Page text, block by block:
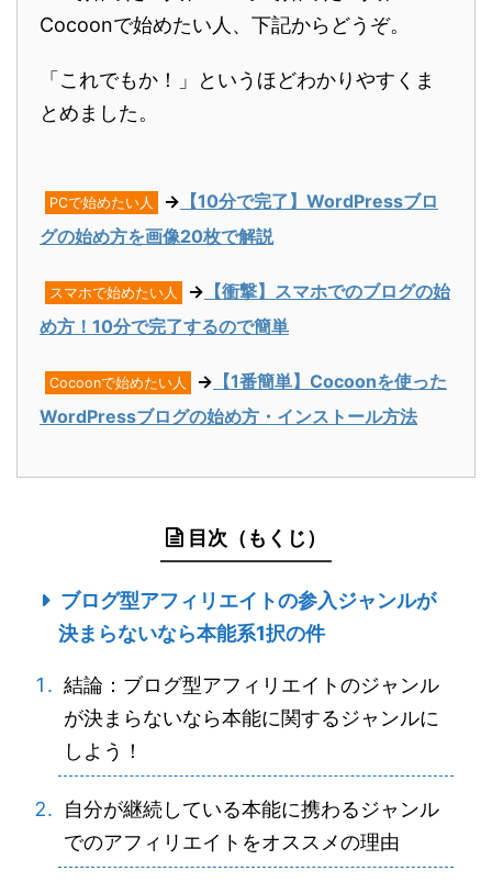
Cocoonで始めたい人、下記からどうぞ。
「これでもか！」というほどわかりやすくま
とめました。
PCで始めたい人 → 【10分で完了】WordPressブロ
グの始め方を画像20枚で解説
スマホで始めたい人 → 【衝撃】スマホでのブログの始
め方！10分で完了するので簡単
Cocoonで始めたい人 → 【1番簡単】Cocoonを使った
WordPressブログの始め方・インストール方法
目次（もくじ）
ブログ型アフィリエイトの参入ジャンルが
決まらないなら本能系1択の件
結論：ブログ型アフィリエイトのジャンル
が決まらないなら本能に関するジャンルに
しよう！
自分が継続している本能に携わるジャンル
でのアフィリエイトをオススメの理由